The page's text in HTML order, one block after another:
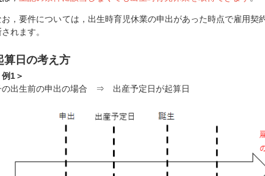
お，要件については，出生時育児休業の申出があった時点で雇用契
れます。
算日の考え方
1＞
の出生前の申出の場合 ⇒ 出産予定日が起算日